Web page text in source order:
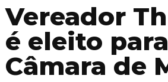
Vereador
é eleito
Câmara de